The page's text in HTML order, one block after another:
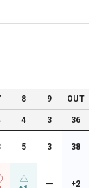
8 9 OUT
4 3 36
5 3 38
ー +2